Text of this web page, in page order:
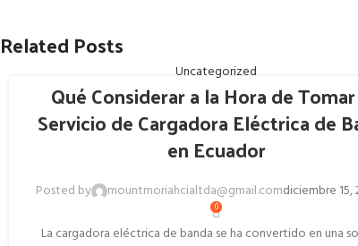
Related Posts
Uncategorized
Qué Considerar a la Hora de
Servicio de Cargadora Eléctrica de
en Ecuador
Posted by mountmoriahcialtda@gmail.comdiciembre 15,
0
La cargadora eléctrica de banda se ha convertido en una